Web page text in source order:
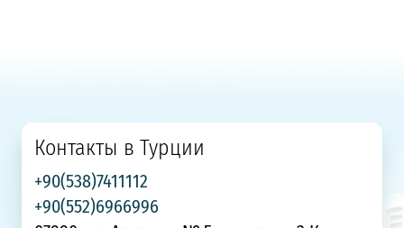
Контакты в Турции
+90(538)7411112
+90(552)6966996